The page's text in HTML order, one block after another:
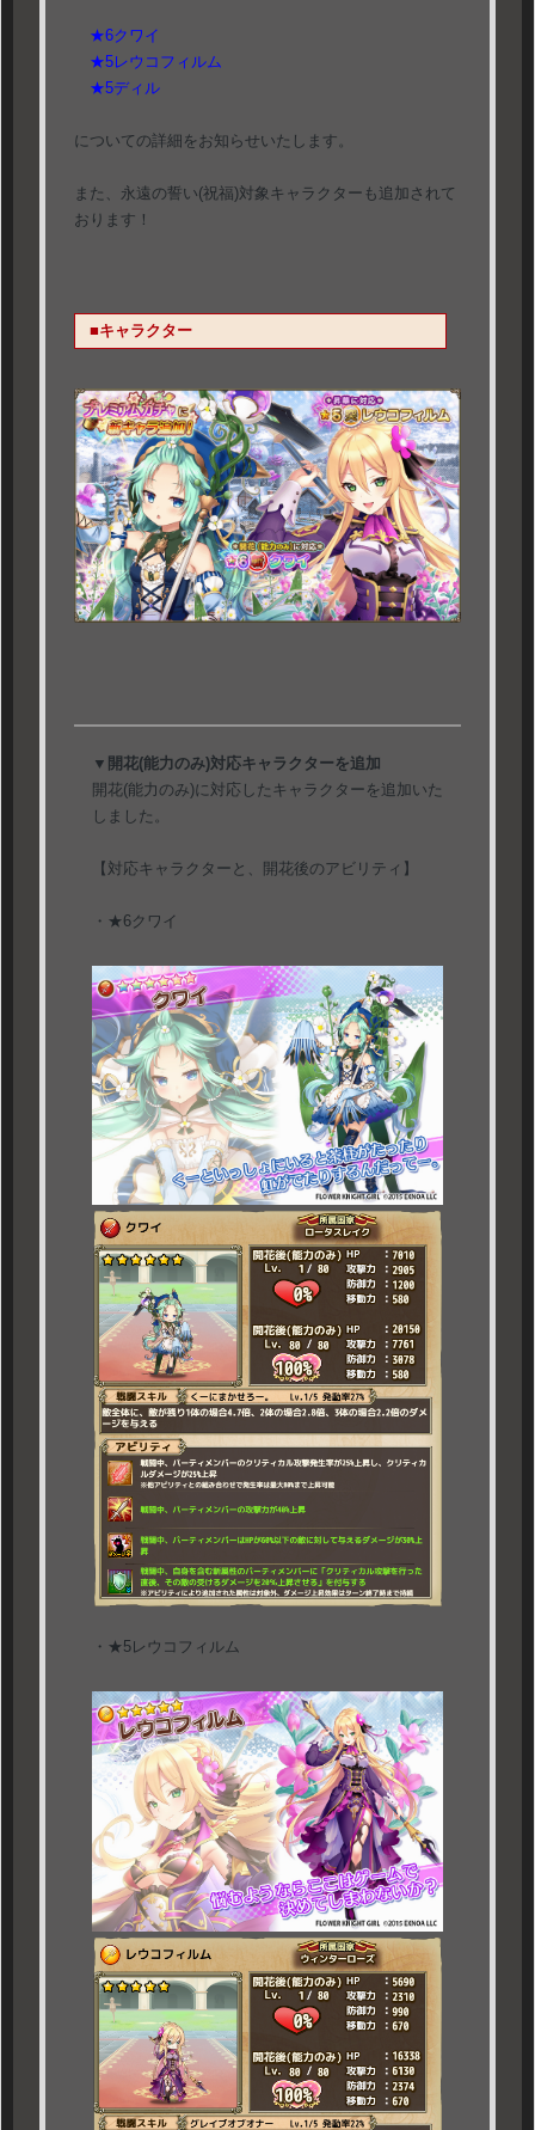
★6クワイ
★5レウコフィルム
★5ディル
についての詳細をお知らせいたします。
また、永遠の誓い(祝福)対象キャラクターも追加されて
おります！
■キャラクター
▼開花(能力のみ)対応キャラクターを追加
開花(能力のみ)に対応したキャラクターを追加いた
しました。
【対応キャラクターと、開花後のアビリティ】
・★6クワイ
・★5レウコフィルム